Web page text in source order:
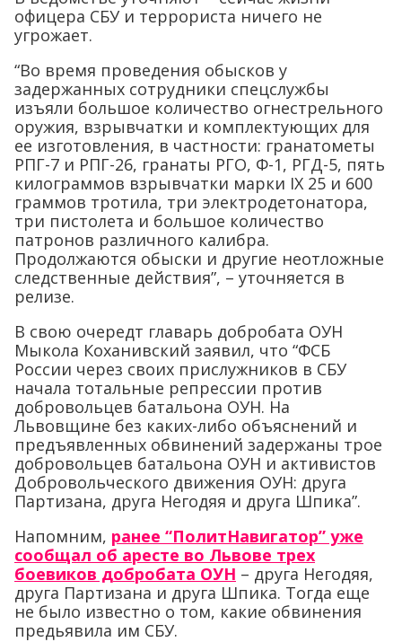
офицера СБУ и террориста ничего не
угрожает.
“Во время проведения обысков у
задержанных сотрудники спецслужбы
изъяли большое количество огнестрельного
оружия, взрывчатки и комплектующих для
ее изготовления, в частности: гранатометы
РПГ-7 и РПГ-26, гранаты РГО, Ф-1, РГД-5, пять
килограммов взрывчатки марки IХ 25 и 600
граммов тротила, три электродетонатора,
три пистолета и большое количество
патронов различного калибра.
Продолжаются обыски и другие неотложные
следственные действия”, – уточняется в
релизе.
В свою очередт главарь добробата ОУН
Мыкола Коханивский заявил, что “ФСБ
России через своих прислужников в СБУ
начала тотальные репрессии против
добровольцев батальона ОУН. На
Львовщине без каких-либо объяснений и
предъявленных обвинений задержаны трое
добровольцев батальона ОУН и активистов
Добровольческого движения ОУН: друга
Партизана, друга Негодяя и друга Шпика”.
Напомним, ранее “ПолитНавигатор” уже
сообщал об аресте во Львове трех
боевиков добробата ОУН – друга Негодяя,
друга Партизана и друга Шпика. Тогда еще
не было известно о том, какие обвинения
предьявила им СБУ.